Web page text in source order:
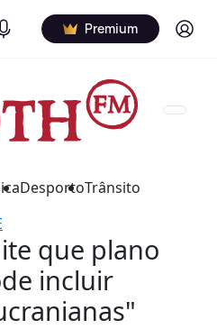
Podcasts Premium Log in
DesportoTrânsito
que plano
incluir